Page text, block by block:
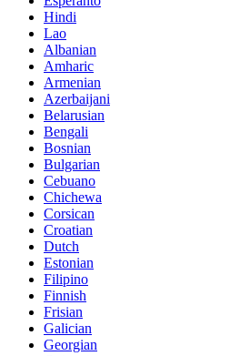
Hindi
Lao
Albanian
Amharic
Armenian
Azerbaijani
Belarusian
Bengali
Bosnian
Bulgarian
Cebuano
Chichewa
Corsican
Croatian
Dutch
Estonian
Filipino
Finnish
Frisian
Galician
Georgian